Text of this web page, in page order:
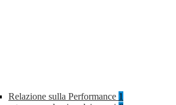
Relazione sulla Performance 1